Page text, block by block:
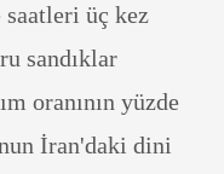
üç kez
sandıklar
oranının yüzde
İran'daki dini